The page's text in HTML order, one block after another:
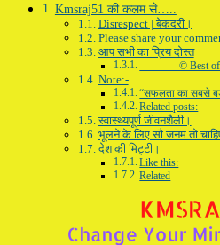
Kmsraj51 की कलम से…..
Disrespect | बेकदरी।
Please share your
आप सभी का प्रिय दोस्त
———– © Best
Note:-
“सफलता का सबसे
Related posts:
स्वास्थ्यपूर्ण जीवनशैली।
भूलने के लिए सौ जनम तो
देश की मिट्टी।
Like this:
Related